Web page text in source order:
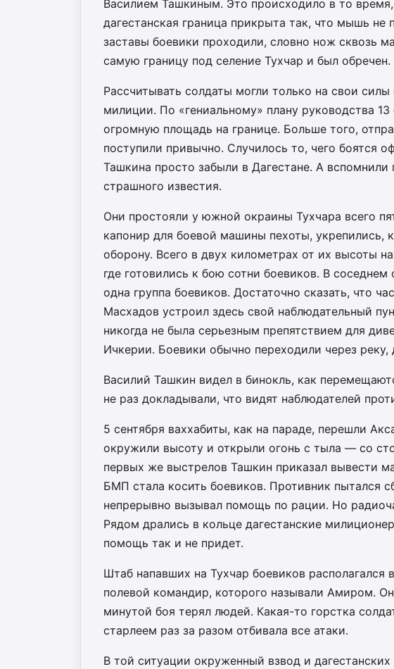
Василием Ташкиным. Это происходило в то время,
дагестанская граница прикрыта так, что мышь не
заставы боевики проходили, словно нож сквозь
самую границу под селение Тухчар и был обречен.
Рассчитывать солдаты могли только на свои
милиции. По «гениальному» плану руководства
огромную площадь на границе. Больше того,
поступили привычно. Случилось то, чего боятся
Ташкина просто забыли в Дагестане. А
страшного известия.
Они простояли у южной окраины Тухчара всего
капонир для боевой машины пехоты, укрепились,
оборону. Всего в двух километрах от их высоты
где готовились к бою сотни боевиков. В
одна группа боевиков. Достаточно сказать, что
Масхадов устроил здесь свой наблюдательный
никогда не была серьезным препятствием для
Ичкерии. Боевики обычно переходили через реку,
Василий Ташкин видел в бинокль, как
не раз докладывали, что видят наблюдателей
5 сентября ваххабиты, как на параде, перешли
окружили высоту и открыли огонь с тыла — со
первых же выстрелов Ташкин приказал вывести
БМП стала косить боевиков. Противник пытался
непрерывно вызывал помощь по рации. Но
Рядом дрались в кольце дагестанские
помощь так и не придет.
Штаб напавших на Тухчар боевиков
полевой командир, которого называли Амиром.
минутой боя терял людей. Какая-то горстка
старлеем раз за разом отбивала все атаки.
В той ситуации окруженный взвод и